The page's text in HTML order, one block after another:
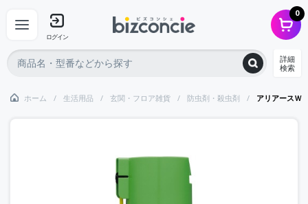
ログイン
0
詳細
検索
ホーム 生活用品 玄関・フロア雑貨 防虫剤・殺虫剤 アリアース